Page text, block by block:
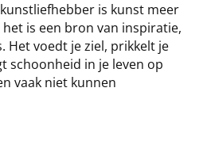
is kunst meer
is een bron van inspiratie,
Het voedt je ziel, prikkelt je
schoonheid in je leven op
vaak niet kunnen